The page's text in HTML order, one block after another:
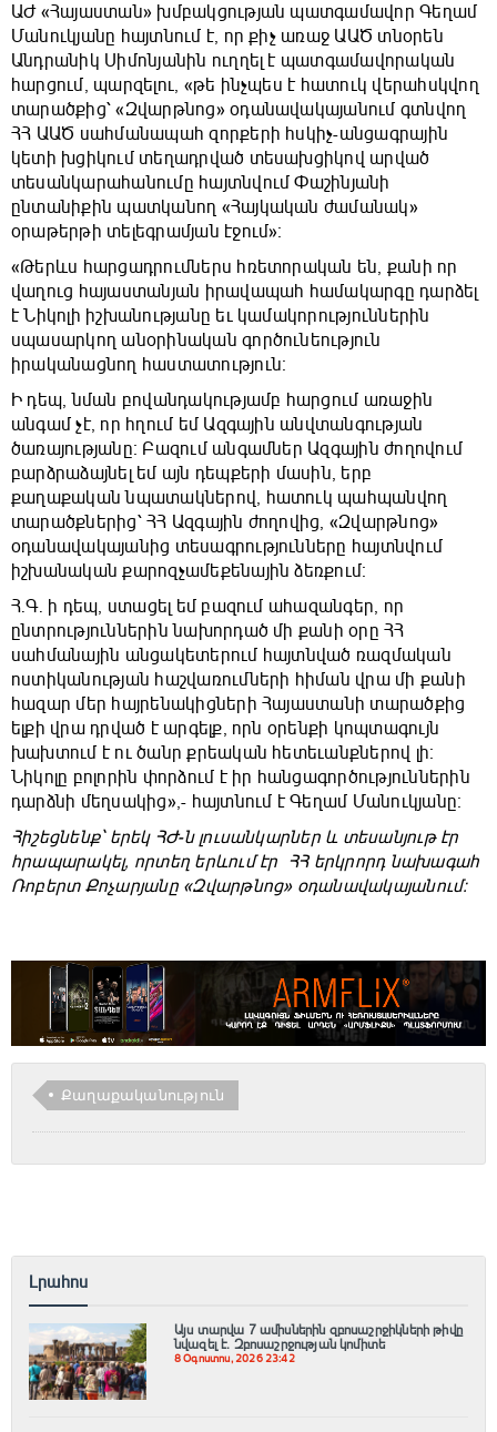
ԱԺ «Հայաստան» խմբակցության պատգամավոր Գեղամ
Մանուկյանը հայտնում է, որ քիչ առաջ ԱԱԾ տնօրեն
Անդրանիկ Սիմոնյանին ուղղել է պատգամավորական
հարցում, պարզելու, «թե ինչպես է հատուկ վերահսկվող
տարածքից՝ «Զվարթնոց» օդանավակայանում գտնվող
ՀՀ ԱԱԾ սահմանապահ զորքերի հսկիչ-անցագրային
կետի խցիկում տեղադրված տեսախցիկով արված
տեսանկարահանումը հայտնվում Փաշինյանի
ընտանիքին պատկանող «Հայկական ժամանակ»
օրաթերթի տելեգրամյան էջում»։
«Թերևս հարցադրումներս հռետորական են, քանի որ
վաղուց հայաստանյան իրավապահ համակարգը դարձել
է Նիկոլի իշխանությանը եւ կամակորություններին
սպասարկող անօրինական գործունեություն
իրականացնող հաստատություն։
Ի դեպ, նման բովանդակությամբ հարցում առաջին
անգամ չէ, որ հղում եմ Ազգային անվտանգության
ծառայությանը։ Բազում անգամներ Ազգային ժողովում
բարձրաձայնել եմ այն դեպքերի մասին, երբ
քաղաքական նպատակներով, հատուկ պահպանվող
տարածքներից՝ ՀՀ Ազգային ժողովից, «Զվարթնոց»
օդանավակայանից տեսագրությունները հայտնվում
իշխանական քարոզչամեքենային ձեռքում։
Հ.Գ. ի դեպ, ստացել եմ բազում ահազանգեր, որ
ընտրություններին նախորդած մի քանի օրը ՀՀ
սահմանային անցակետերում հայտնված ռազմական
ոստիկանության հաշվառումների հիման վրա մի քանի
հազար մեր հայրենակիցների Հայաստանի տարածքից
ելքի վրա դրված է արգելք, որն օրենքի կոպտագույն
խախտում է ու ծանր քրեական հետեւանքներով լի։
Նիկոլը բոլորին փորձում է իր հանցագործություններին
դարձնի մեղսակից»,- հայտնում է Գեղամ Մանուկյանը։
Հիշեցնենք՝ երեկ ՀԺ-ն լուսանկարներ և տեսանյութ էր
հրապարակել, որտեղ երևում էր ՀՀ երկրորդ նախագահ
Ռոբերտ Քոչարյանը «Զվարթնոց» օդանավակայանում։
Քաղաքականություն
Լրահոս
Այս տարվա 7 ամիսներին զբոսաշրջիկների թիվը
նվազել է. Զբոսաշրջության կոմիտե
8 Օգոստոս, 2026 23:42